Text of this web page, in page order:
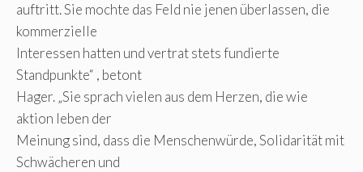
auftritt. Sie mochte das Feld nie jenen überlassen, die
kommerzielle
Interessen hatten und vertrat stets fundierte
Standpunkte“ , betont
Hager. „Sie sprach vielen aus dem Herzen, die wie
aktion leben der
Meinung sind, dass die Menschenwürde, Solidarität mit
Schwächeren und